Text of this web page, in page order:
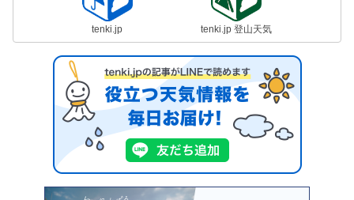
tenki.jp tenki.jp 登山天気